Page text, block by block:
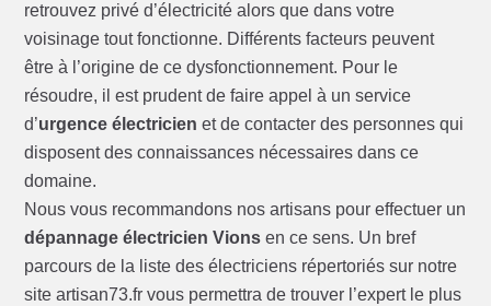
retrouvez privé d’électricité alors que dans votre
voisinage tout fonctionne. Différents facteurs peuvent
être à l’origine de ce dysfonctionnement. Pour le
résoudre, il est prudent de faire appel à un service
d’urgence électricien et de contacter des personnes qui
disposent des connaissances nécessaires dans ce
domaine.
Nous vous recommandons nos artisans pour effectuer un
dépannage électricien Vions en ce sens. Un bref
parcours de la liste des électriciens répertoriés sur notre
site artisan73.fr vous permettra de trouver l’expert le plus